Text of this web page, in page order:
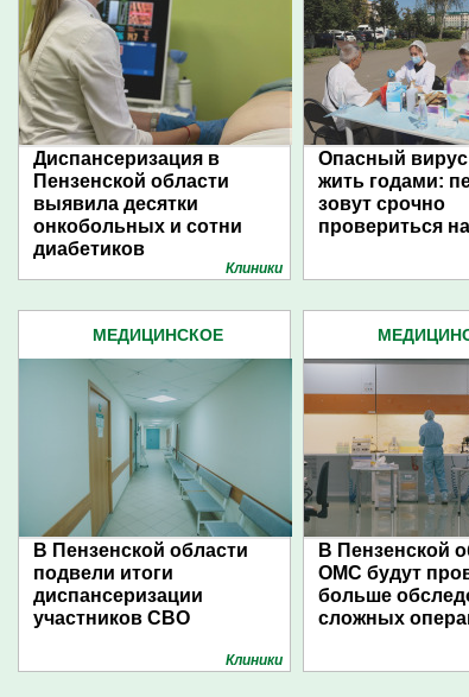
Диспансеризация в
Пензенской области
выявила десятки
онкобольных и сотни
диабетиков
Клиники
Опасный
жить годами:
зовут срочно
провериться
МЕДИЦИНСКОЕ
В Пензенской области
подвели итоги
диспансеризации
участников СВО
Клиники
В Пензенской
ОМС будут
больше
сложных